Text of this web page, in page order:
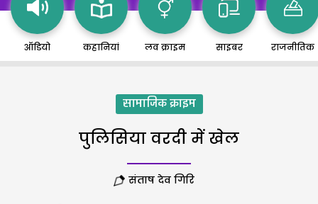
ऑडियो कहानियां लव क्राइम साइबर राजनीतिक
सामाजिक क्राइम
पुलिसिया वरदी में खेल
संताष देव गिरि